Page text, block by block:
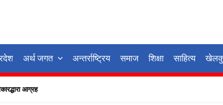
अर्थ जगत अन्तर्राष्ट्रिय समाज शिक्षा साहित्य
आग्रह